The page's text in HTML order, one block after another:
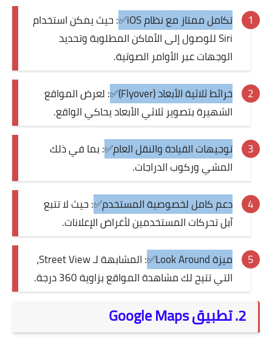
تكامل ممتاز مع نظام iOS✅
: حيث يمكن استخدام
Siri للوصول إلى الأماكن المطلوبة وتحديد
الوجهات عبر الأوامر الصوتية.
خرائط ثلاثية الأبعاد (Flyover)✅
: لعرض المواقع
الشهيرة بتصوير ثلاثي الأبعاد يحاكي الواقع.
توجيهات القيادة والنقل العام✅: بما في ذلك
المشي وركوب الدراجات.
دعم كامل لخصوصية المستخدم✅: حيث لا تتبع
آبل تحركات المستخدمين لأغراض الإعلانات.
ميزة Look Around✅
: المشابهة لـ Street View،
التي تتيح لك مشاهدة المواقع بزاوية 360 درجة.
2. تطبيق Google Maps